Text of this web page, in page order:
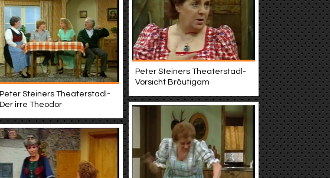
Peter Steiners Theaterstadl-
Vorsicht Bräutigam
Peter Steiners Theaterstadl-
Der irre Theodor